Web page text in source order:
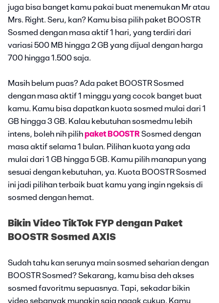
juga bisa banget kamu pakai buat menemukan Mr atau
Mrs. Right. Seru, kan? Kamu bisa pilih paket BOOSTR
Sosmed dengan masa aktif 1 hari, yang terdiri dari
variasi 500 MB hingga 2 GB yang dijual dengan harga
700 hingga 1.500 saja.
Masih belum puas? Ada paket BOOSTR Sosmed
dengan masa aktif 1 minggu yang cocok banget buat
kamu. Kamu bisa dapatkan kuota sosmed mulai dari 1
GB hingga 3 GB. Kalau kebutuhan sosmedmu lebih
intens, boleh nih pilihpaket BOOSTR Sosmed dengan
masa aktif selama 1 bulan. Pilihan kuota yang ada
mulai dari 1 GB hingga 5 GB. Kamu pilih manapun yang
sesuai dengan kebutuhan, ya. Kuota BOOSTR Sosmed
ini jadi pilihan terbaik buat kamu yang ingin ngeksis di
sosmed dengan hemat.
Bikin Video TikTok FYP dengan Paket
BOOSTR Sosmed AXIS
Sudah tahu kan serunya main sosmed seharian dengan
BOOSTR Sosmed? Sekarang, kamu bisa deh akses
sosmed favoritmu sepuasnya. Tapi, sekadar bikin
video sebanyak mungkin saja nggak cukup. Kamu